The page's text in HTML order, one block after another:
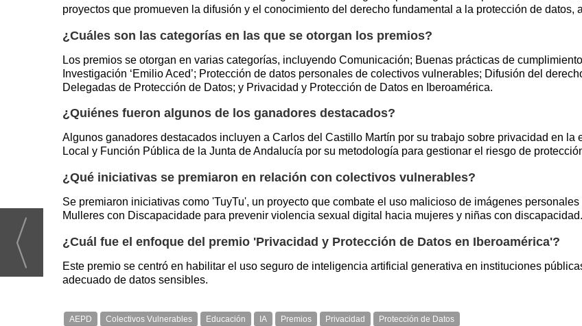
proyectos que promueven la difusión y el conocimiento del derecho fundamental a la protección de
¿Cuáles son las categorías en las que se otorgan los premios?
Los premios se otorgan en varias categorías, incluyendo Comunicación; Buenas prácticas de
Investigación ‘Emilio Aced’; Protección de datos personales de colectivos vulnerables; Difusión del
Delegadas de Protección de Datos; y Privacidad y Protección de Datos en Iberoamérica.
¿Quiénes fueron algunos de los ganadores destacados?
Algunos ganadores destacados incluyen a Carlos del Castillo Martín por su trabajo sobre privacidad en
Local y Función Pública de la Junta de Andalucía por su metodología para gestionar el riesgo de
¿Qué iniciativas se premiaron en relación con colectivos vulnerables?
Se premiaron iniciativas como 'TuyTu', un proyecto que combate el uso malicioso de imágenes
Mulleres con Discapacidade para prevenir violencia sexual digital hacia mujeres y niñas con discapacidad.
¿Cuál fue el enfoque del premio 'Privacidad y Protección de Datos en Iberoamérica'?
Este premio se centró en habilitar el uso seguro de inteligencia artificial generativa en instituciones
adecuado de datos sensibles.
AEPD Colectivos Vulnerables Educación IA Premios Privacidad Protección de Datos